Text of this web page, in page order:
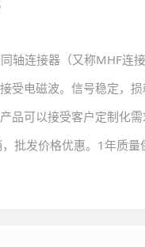
轴连接器（又称MHF连
受电磁波。信号稳定，损
品可以接受客户定制化需
批发价格优惠。1年质量